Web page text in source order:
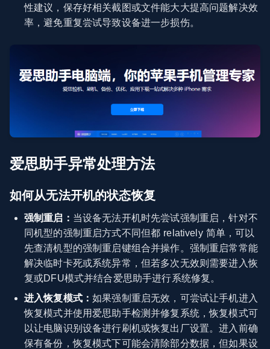
性建议，保存好相关截图或文件能大大提高问题解决效
率，避免重复尝试导致设备进一步损伤。
爱思助手异常处理方法
如何从无法开机的状态恢复
强制重启： 当设备无法开机时先尝试强制重启，针对不
同机型的强制重启方式不同但都 relatively 简单，可以
先查清机型的强制重启键组合并操作。强制重启常常能
解决临时卡死或系统异常，但若多次无效则需要进入恢
复或DFU模式并结合爱思助手进行系统修复。
进入恢复模式：如果强制重启无效，可尝试让手机进入
恢复模式并使用爱思助手检测并修复系统，恢复模式可
以让电脑识别设备进行刷机或恢复出厂设置。进入前确
保有备份，恢复模式下可能会清除部分数据，但如果设